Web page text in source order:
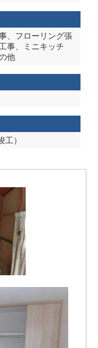
、フローリング張
事、ミニキッチ
他
）